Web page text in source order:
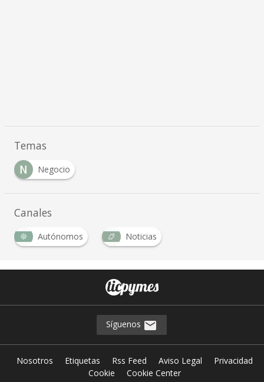
Temas
N
Negocio
Canales
Autónomos Noticias
Síguenos
Nosotros Etiquetas Rss Feed Aviso Legal
Privacidad
Cookie
Cookie Center